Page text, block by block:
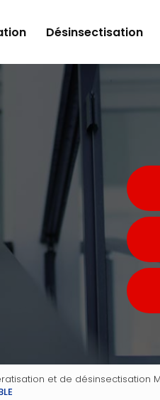
Désinsectisation
et de désinsectisation